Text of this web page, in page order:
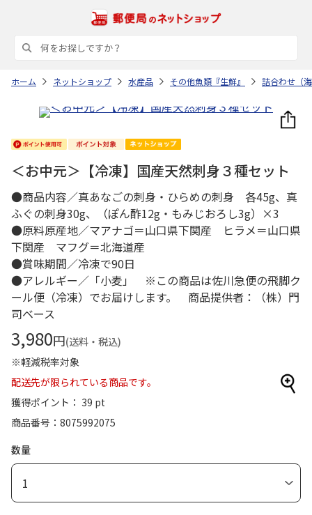
ホーム ネットショップ 水産品 その他魚類『生鮮』 詰合わせ（
＜お中元＞【冷凍】国産天然刺身３種セット
●商品内容／真あなごの刺身・ひらめの刺身 各45g、真
ふぐの刺身30g、（ぽん酢12g・もみじおろし3g）×3
●原料原産地／マアナゴ＝山口県下関産 ヒラメ＝山口県
下関産 マフグ＝北海道産
●賞味期間／冷凍で90日
●アレルギー／「小麦」 ※この商品は佐川急便の飛脚ク
ール便（冷凍）でお届けします。 商品提供者：（株）門
司ベース
3,980円(送料・税込)
※軽減税率対象
配送先が限られている商品です。
獲得ポイント： 39 pt
商品番号
8075992075
数量
1